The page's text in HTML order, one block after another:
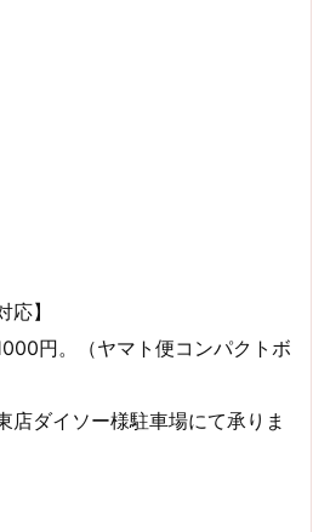
応】
円。（ヤマト便コンパクトボ
店ダイソー様駐車場にて承りま